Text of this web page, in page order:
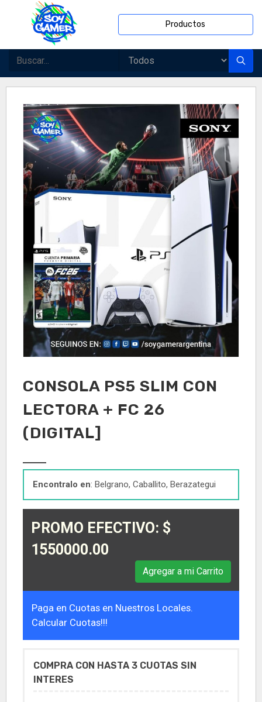
Productos
CONSOLA PS5 SLIM CON
LECTORA + FC 26
(DIGITAL]
Encontralo en: Belgrano, Caballito, Berazategui
PROMO EFECTIVO: $
1550000.00
Agregar a mi Carrito
Paga en Cuotas en Nuestros Locales.
Calcular Cuotas!!!
COMPRA CON HASTA 3 CUOTAS SIN
INTERES